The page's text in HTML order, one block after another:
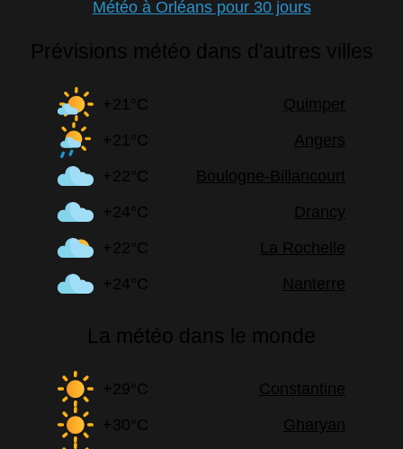
Météo à Orléans pour 30 jours
Prévisions météo dans d'autres villes
+21°C
Quimper
+21°C
Angers
+22°C
Boulogne-Billancourt
+24°C
Drancy
+22°C
La Rochelle
+24°C
Nanterre
La météo dans le monde
+29°C
Constantine
+30°C
Gharyan